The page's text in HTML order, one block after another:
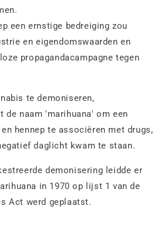
een ernstige bedreiging zou
en eigendomswaarden en
propagandacampagne tegen
te demoniseren,
de naam 'marihuana' om een
hennep te associëren met drugs,
daglicht kwam te staan.
demonisering leidde er
in 1970 op lijst 1 van de
Act werd geplaatst.